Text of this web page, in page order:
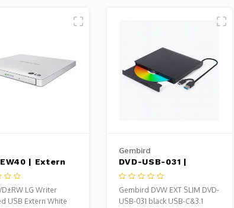
| Extern
Multi
USB 2.0 | Wit
LG Writer
USB Extern White
Gembird
DVD-USB-031 |
Externe DVD-Brander
| 8x DVD | 24x CD |
USB-C & USB 3.1 |
Gembird DVW EXT SLIM DVD-
USB-031 black USB-C&3.1